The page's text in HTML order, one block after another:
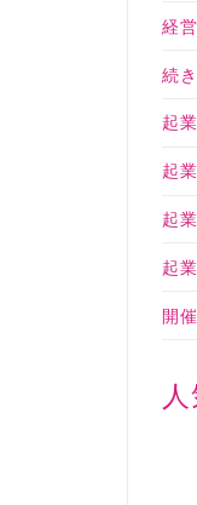
経
続き
起
起
起
起
開